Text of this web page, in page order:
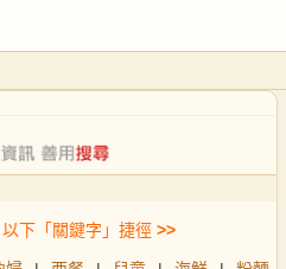
下「關鍵字」捷徑 >>